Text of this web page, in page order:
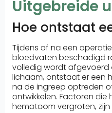
Uitgebreide
Hoe ontstaat
Tijdens of na een
bloedvaten beschadigd
volledig wordt
lichaam, ontstaat er een
na de ingreep optreden
ontwikkelen. Factoren die
hematoom vergroten,